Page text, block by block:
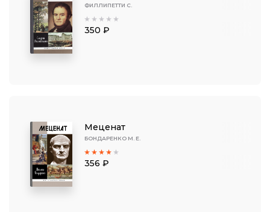
ФИЛЛИПЕТТИ С.
350 ₽
Меценат
БОНДАРЕНКО М. Е.
356 ₽